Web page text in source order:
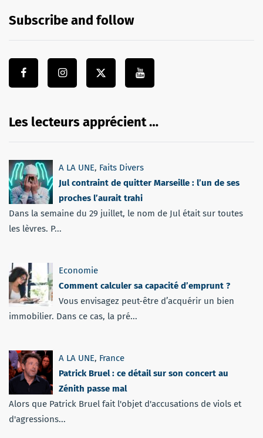
Subscribe and follow
Les lecteurs apprécient …
A LA UNE, Faits Divers
Jul contraint de quitter Marseille : l’un de ses
proches l’aurait trahi
Dans la semaine du 29 juillet, le nom de Jul était sur toutes
les lèvres. P...
Economie
Comment calculer sa capacité d’emprunt ?
Vous envisagez peut-être d’acquérir un bien
immobilier. Dans ce cas, la pré...
A LA UNE, France
Patrick Bruel : ce détail sur son concert au
Zénith passe mal
Alors que Patrick Bruel fait l'objet d'accusations de viols et
d'agressions...